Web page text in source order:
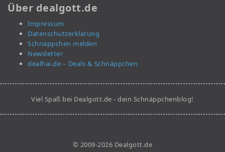
Über dealgott.de
Impressum
Datenschutzerklärung
Schnäppchen melden
Newsletter
dealhai.de – Deals & Schnäppchen
Viel Spaß bei Dealgott.de - dein Schnäppchenblog!
© 2009-2026 Dealgott.de